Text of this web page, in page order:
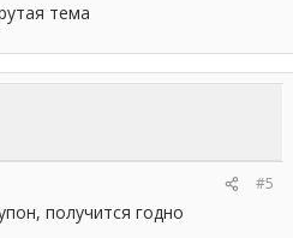
тема
#5
получится годно